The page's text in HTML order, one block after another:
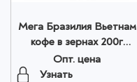
Мега Бразилия Вьетнам
кофе в зернах 200г
оптом
Опт. цена
Узнать